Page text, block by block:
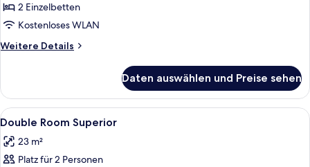
Room
Standard
anzeigen
2 Einzelbetten
Kostenloses WLAN
Weitere Details
Weitere
Room
Standard
Daten auswählen und Preise sehen
Alle
Fotos
für
Double
Zimmersafe, Schreibtisch,
6
Double Room Superior
23 m²
Platz für 2 Personen